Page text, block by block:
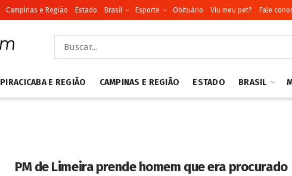
Campinas e Região Estado Brasil Esporte Obituário Viu meu pet? Fale
PIRACICABA E REGIÃO CAMPINAS E REGIÃO ESTADO BRASIL
PM de Limeira prende homem que era procurado